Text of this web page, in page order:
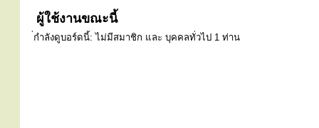
ผู้ใช้งานขณะนี้
่กำลังดูบอร์ดนี้: ไม่มีสมาชิก และ บุคคลทั่วไป 1 ท่าน